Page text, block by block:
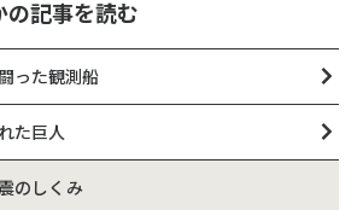
の記事を読む
った観測船
た巨人
のしくみ